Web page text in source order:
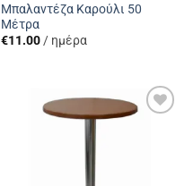
Μπαλαντέζα Καρούλι 50
Μέτρα
€11.00/ ημέρα